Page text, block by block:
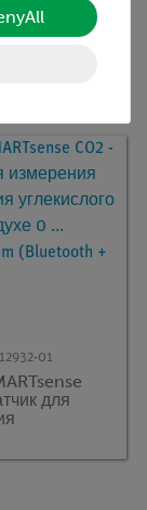
12932-01
для
газа в